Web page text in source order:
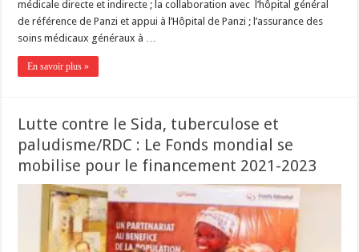
médicale directe et indirecte ; la collaboration avec l’hôpital général
de référence de Panzi et appui à l’Hôpital de Panzi ; l’assurance des
soins médicaux généraux à …
En savoir plus »
Lutte contre le Sida, tuberculose et
paludisme/RDC : Le Fonds mondial se
mobilise pour le financement 2021-2023